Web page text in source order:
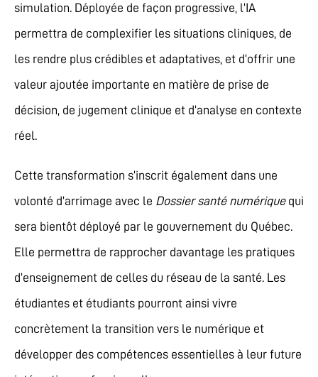
simulation. Déployée de façon progressive, l’IA
permettra de complexifier les situations cliniques, de
les rendre plus crédibles et adaptatives, et d’offrir une
valeur ajoutée importante en matière de prise de
décision, de jugement clinique et d’analyse en contexte
réel.
Cette transformation s’inscrit également dans une
volonté d’arrimage avec le Dossier santé numériquequi
sera bientôt déployé par le gouvernement du Québec.
Elle permettra de rapprocher davantage les pratiques
d’enseignement de celles du réseau de la santé. Les
étudiantes et étudiants pourront ainsi vivre
concrètement la transition vers le numérique et
développer des compétences essentielles à leur future